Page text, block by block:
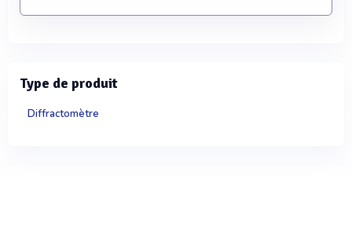
Type de produit
Diffractomètre